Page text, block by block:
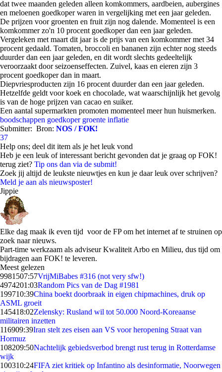
dat twee maanden geleden alleen komkommers, aardbeien, aubergines
en meloenen goedkoper waren in vergelijking met een jaar geleden.
De prijzen voor groenten en fruit zijn nog dalende. Momenteel is een
komkommer zo'n 10 procent goedkoper dan een jaar geleden.
Vergeleken met maart dit jaar is de prijs van een komkommer met 34
procent gedaald. Tomaten, broccoli en bananen zijn echter nog steeds
duurder dan een jaar geleden, en dit wordt slechts gedeeltelijk
veroorzaakt door seizoenseffecten. Zuivel, kaas en eieren zijn 3
procent goedkoper dan in maart.
Diepvriesproducten zijn 16 procent duurder dan een jaar geleden.
Hetzelfde geldt voor koek en chocolade, wat waarschijnlijk het gevolg
is van de hoge prijzen van cacao en suiker.
Een aantal supermarkten promoten momenteel meer hun huismerken.
boodschappen goedkoper groente inflatie
Submitter: Bron: NOS / FOK!
37
Help ons; deel dit item als je het leuk vond
Heb je een leuk of interessant bericht gevonden dat je graag op FOK!
terug ziet? Tip ons dan via de submit!
Zoek jij altijd de leukste nieuwtjes en kun je daar leuk over schrijven?
Meld je aan als nieuwsposter!
Jippie
Elke dag maak ik even tijd voor de FP om het internet af te struinen op
zoek naar nieuws.
Part-time werkzaam als adviseur Kwaliteit Arbo en Milieu, dus tijd om
bijdragen aan FOK! te leveren.
Meest gelezen
9981507:57VrijMiBabes #316 (not very sfw!)
4974201:03Random Pics van de Dag #1981
199710:39China boekt doorbraak in eigen chipmachines, druk op
ASML groeit
145418:02Zelensky: Rusland wil tot 50.000 Noord-Koreaanse
militairen inzetten
116909:39Iran stelt zes eisen aan VS voor heropening Straat van
Hormuz
108209:50Nachtelijk gebiedsverbod brengt rust terug in Rotterdamse
wijk
100310:24FIFA ziet kritiek op Infantino als desinformatie, Noorwegen